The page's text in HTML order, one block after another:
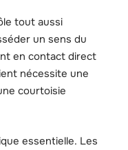
tout aussi
un sens du
en contact direct
nécessite une
courtoisie
essentielle. Les